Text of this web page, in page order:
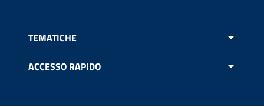
TEMATICHE
ACCESSO RAPIDO